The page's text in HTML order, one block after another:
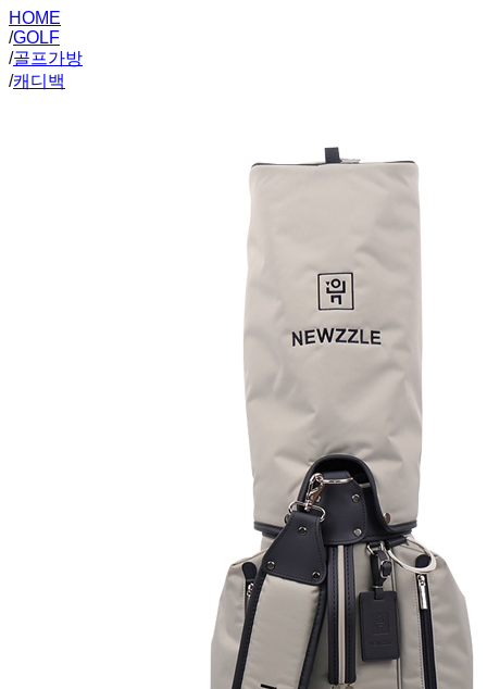
HOME
/GOLF
/골프가방
/캐디백